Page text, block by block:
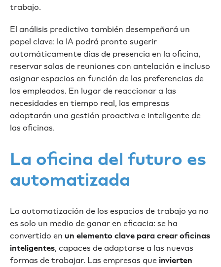
trabajo.
El análisis predictivo también desempeñará un
papel clave: la IA podrá pronto sugerir
automáticamente días de presencia en la oficina,
reservar salas de reuniones con antelación e incluso
asignar espacios en función de las preferencias de
los empleados. En lugar de reaccionar a las
necesidades en tiempo real, las empresas
adoptarán una gestión proactiva e inteligente de
las oficinas.
La oficina del futuro es
automatizada
La automatización de los espacios de trabajo ya no
es solo un medio de ganar en eficacia: se ha
convertido en un elemento clave para crear oficinas
inteligentes, capaces de adaptarse a las nuevas
formas de trabajar. Las empresas que invierten